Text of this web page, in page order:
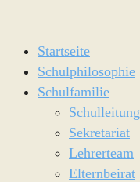
Startseite
Schulphilosophie
Schulfamilie
Schulleitung
Sekretariat
Lehrerteam
Elternbeirat